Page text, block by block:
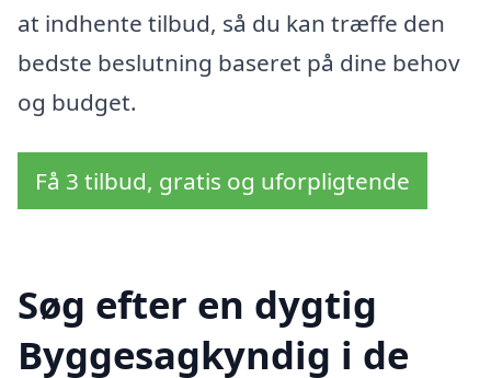
at indhente tilbud, så du kan træffe den
bedste beslutning baseret på dine behov
og budget.
Få 3 tilbud, gratis og uforpligtende
Søg efter en dygtig
Byggesagkyndig i de